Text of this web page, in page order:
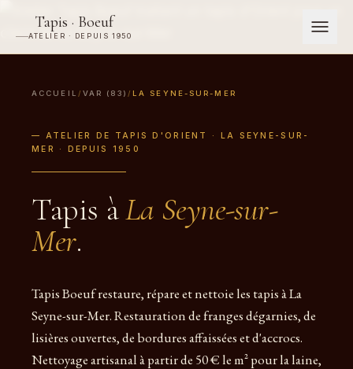
Tapis · Boeuf
ATELIER · DEPUIS 1950
ACCUEIL / VAR (83) / LA SEYNE-SUR-MER
— ATELIER DE TAPIS D'ORIENT · LA SEYNE-SUR-
MER · DEPUIS 1950
Tapis àLa Seyne-sur-
Mer.
Tapis Boeuf restaure, répare et nettoie les tapis à La
Seyne-sur-Mer. Restauration de franges dégarnies, de
lisières ouvertes, de bordures affaissées et d'accrocs.
Nettoyage artisanal à partir de 50 € le m² pour la laine,